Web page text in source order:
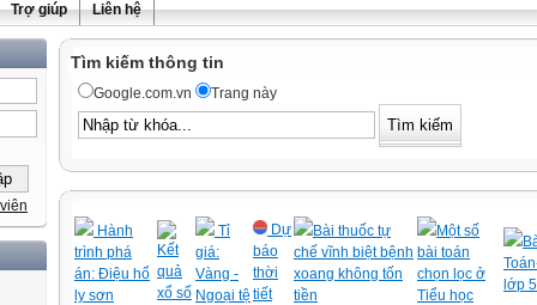
Trợ giúp Liên hệ
Tìm kiếm thông tin
Google.com.vn Trang này
Hành
trình phá
án: Điệu hổ
ly sơn
Kết
quả
xổ số
Tỉ
giá:
Vàng -
Ngoại tệ
Dự
báo
thời
tiết
Bài thuốc tự
chế vĩnh biệt bệnh
xoang không tốn
tiền
Một số
bài toán
chọn lọc ở
Tiểu học
lớp